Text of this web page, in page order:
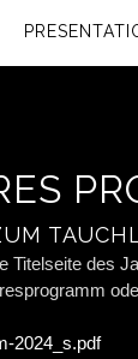
Titelseite des
2024_s.pdf